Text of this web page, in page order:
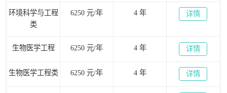
环境科学与工程
类
6250 元/年 4 年 详情
生物医学工程 6250 元/年 4 年 详情
生物医学工程类 6250 元/年 4 年 详情